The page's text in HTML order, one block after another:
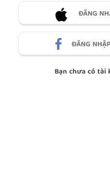
ĐĂNG
ĐĂNG
Bạn chưa có tài